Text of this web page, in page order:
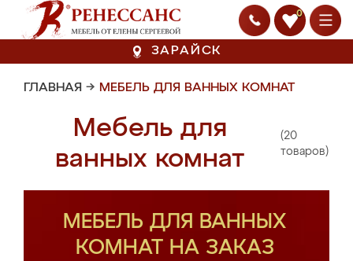
0
ЗАРАЙСК
ГЛАВНАЯ → МЕБЕЛЬ ДЛЯ ВАННЫХ КОМНАТ
Мебель для
ванных комнат
(20
товаров)
МЕБЕЛЬ ДЛЯ ВАННЫХ
КОМНАТ НА ЗАКАЗ